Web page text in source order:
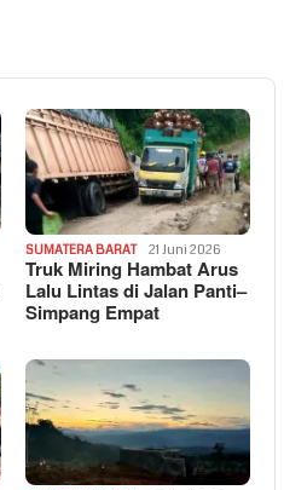
SUMATERA BARAT 21 Juni 2026
Truk Miring Hambat Arus
Lalu Lintas di Jalan Panti–
Simpang Empat